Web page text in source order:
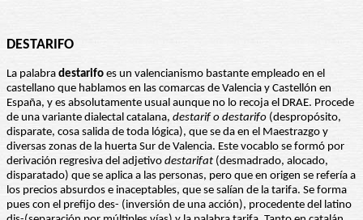
DESTARIFO
La palabra destarifo es un valencianismo bastante empleado en el
castellano que hablamos en las comarcas de Valencia y Castellón en
España, y es absolutamente usual aunque no lo recoja el DRAE. Procede
de una variante dialectal catalana, destarif o destarifo (despropósito,
disparate, cosa salida de toda lógica), que se da en el Maestrazgo y
diversas zonas de la huerta Sur de Valencia. Este vocablo se formó por
derivación regresiva del adjetivo destarifat (desmadrado, alocado,
disparatado) que se aplica a las personas, pero que en origen se refería a
los precios absurdos e inaceptables, que se salían de la tarifa. Se forma
pues con el prefijo des- (inversión de una acción), procedente del latino